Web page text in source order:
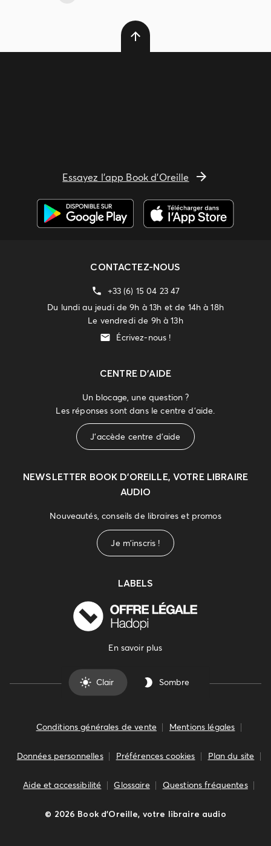
Essayez l'app Book d'Oreille
CONTACTEZ-NOUS
+33 (6) 15 04 23 47
Du lundi au jeudi de 9h à 13h et de 14h à 18h
Le vendredi de 9h à 13h
Écrivez-nous !
CENTRE D'AIDE
Un blocage, une question ?
Les réponses sont dans le centre d'aide.
J'accède centre d'aide
NEWSLETTER BOOK D’OREILLE, VOTRE LIBRAIRE
AUDIO
Nouveautés, conseils de libraires et promos
Je m'inscris !
LABELS
En savoir plus
Clair Sombre
Conditions générales de vente Mentions légales
Données personnelles Préférences cookies Plan du site
Aide et accessibilité Glossaire Questions fréquentes
© 2026 Book d’Oreille, votre libraire audio